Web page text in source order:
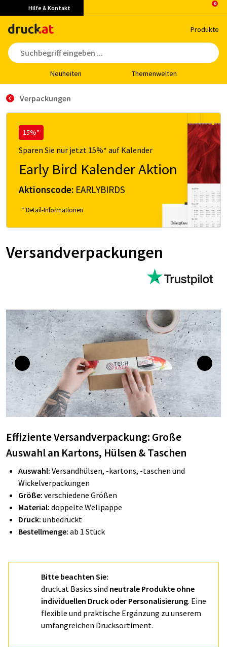
Hilfe & Kontakt
Pro­duk­te
Neu­hei­ten The­men­wel­ten
Verpackungen
15%*
Sparen Sie nur jetzt 15%* auf Kalender
Early Bird Kalender Aktion
Aktionscode: EARLYBIRDS
* Detail-Informationen
Versandverpackungen
Effiziente Versandverpackung: Große
Auswahl an Kartons, Hülsen & Taschen
Auswahl: Versandhülsen, -kartons, -taschen und
Wickelverpackungen
Größe: verschiedene Größen
Material: doppelte Wellpappe
Druck: unbedruckt
Bestellmenge: ab 1 Stück
Bitte beachten Sie:
druck.at Basics sind neutrale Produkte ohne
individuellen Druck oder Personalisierung. Eine
flexible und praktische Ergänzung zu unserem
umfangreichen Drucksortiment.